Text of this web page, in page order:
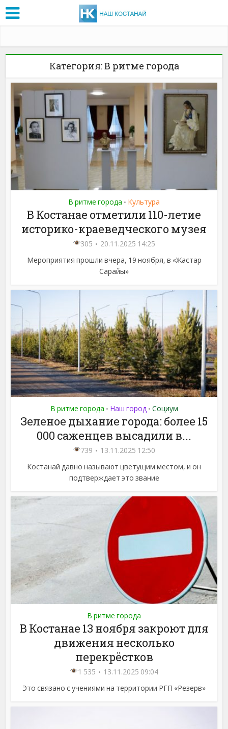
Категория: В ритме города
В ритме города • Культура
В Костанае отметили 110-летие
историко-краеведческого музея
305
20.11.2025 14:25
Мероприятия прошли вчера, 19 ноября, в «Жастар
Сарайы»
В ритме города • Наш город • Социум
Зеленое дыхание города: более 15
000 саженцев высадили в...
739
13.11.2025 12:50
Костанай давно называют цветущим местом, и он
подтверждает это звание
В ритме города
В Костанае 13 ноября закроют для
движения несколько
перекрёстков
1 535
13.11.2025 09:04
Это связано с учениями на территории РГП «Резерв»